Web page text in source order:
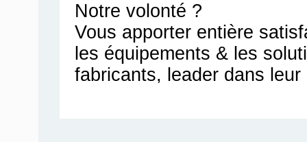
Notre volonté ?
Vous apporter entière
les équipements & les
fabricants, leader dans leur